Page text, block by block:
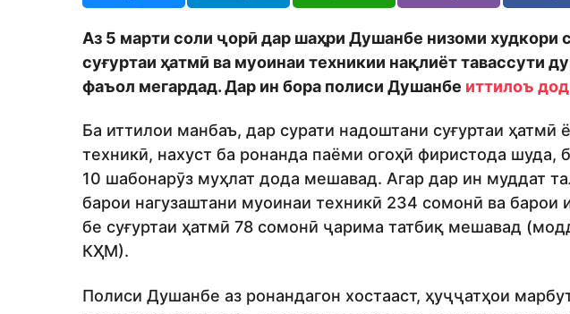
o
m
o
n
t
s
a
o
Аз 5 марти соли ҷорӣ дар шаҳри Душанбе низоми худкори
суғуртаи ҳатмӣ ва муоинаи техникии нақлиёт тавассути
фаъол мегардад. Дар ин бора полиси Душанбе иттилоъ
Ба иттилои манбаъ, дар сурати надоштани суғуртаи ҳатмӣ
техникӣ, нахуст ба ронанда паёми огоҳӣ фиристода шуда,
10 шабонарӯз муҳлат дода мешавад. Агар дар ин муддат
барои нагузаштани муоинаи техникӣ 234 сомонӣ ва барои
бе суғуртаи ҳатмӣ 78 сомонӣ ҷарима татбиқ мешавад
КҲМ).
Полиси Душанбе аз ронандагон хостааст, ҳуҷҷатҳои